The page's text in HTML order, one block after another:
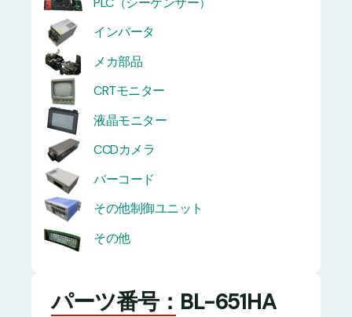
インバータ
メカ部品
CRTモニター
液晶モニター
CCDカメラ
バーコード
その他制御ユニット
その他
パーツ番号：BL-651HA